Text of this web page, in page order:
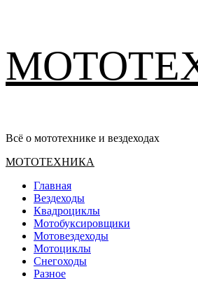
содержимому
Всё о мототехнике и вездеходах
Основное
МОТОТЕХНИКА
Главная
Вездеходы
Квадроциклы
Мотобуксировщики
Мотовездеходы
Мотоциклы
Снегоходы
Разное